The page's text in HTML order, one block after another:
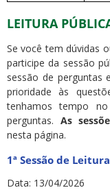
LEITURA
Se você tem dúvidas
participe da sessão
sessão de perguntas
prioridade às
tenhamos tempo
perguntas. As
nesta página.
1ª Sessão de
Data: 13/04/2026